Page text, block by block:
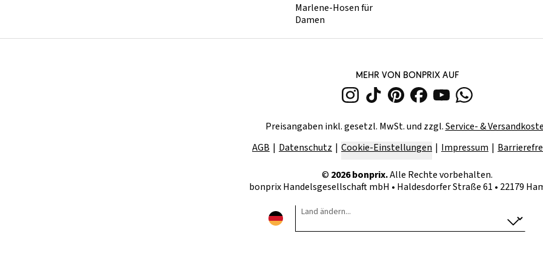
Marlene-Hosen für
Damen
MEHR VON BONPRIX AUF
Preisangaben inkl. gesetzl. MwSt. und zzgl.Service- &
AGB
Datenschutz Cookie-Einstellungen Impressum
© 2026bonprix.Alle Rechte vorbehalten.
bonprix Handelsgesellschaft mbH • Haldesdorfer Straße 61 • 22179
Land ändern...